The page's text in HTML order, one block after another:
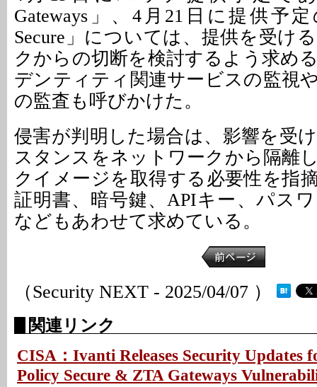
Gateways」、4月21日に提供予定
Secure」については、提供を受け
クからの切断を検討するよう求め
デンティティ関連サービスの監視
の監査も呼びかけた。
侵害が判明した場合は、影響を受
スタンスをネットワークから隔離
クイメージを取得する必要性を指
証明書、暗号鍵、APIキー、パス
などもあわせて求めている。
（Security NEXT - 2025/04/07 ）
関連リンク
CISA：Ivanti Releases Security Updates
Policy Secure & ZTA Gateways